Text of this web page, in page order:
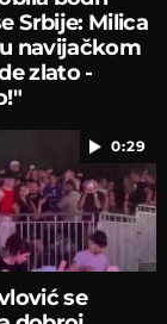
Srbije: Milica
navijačkom
zlato -
0:29
se